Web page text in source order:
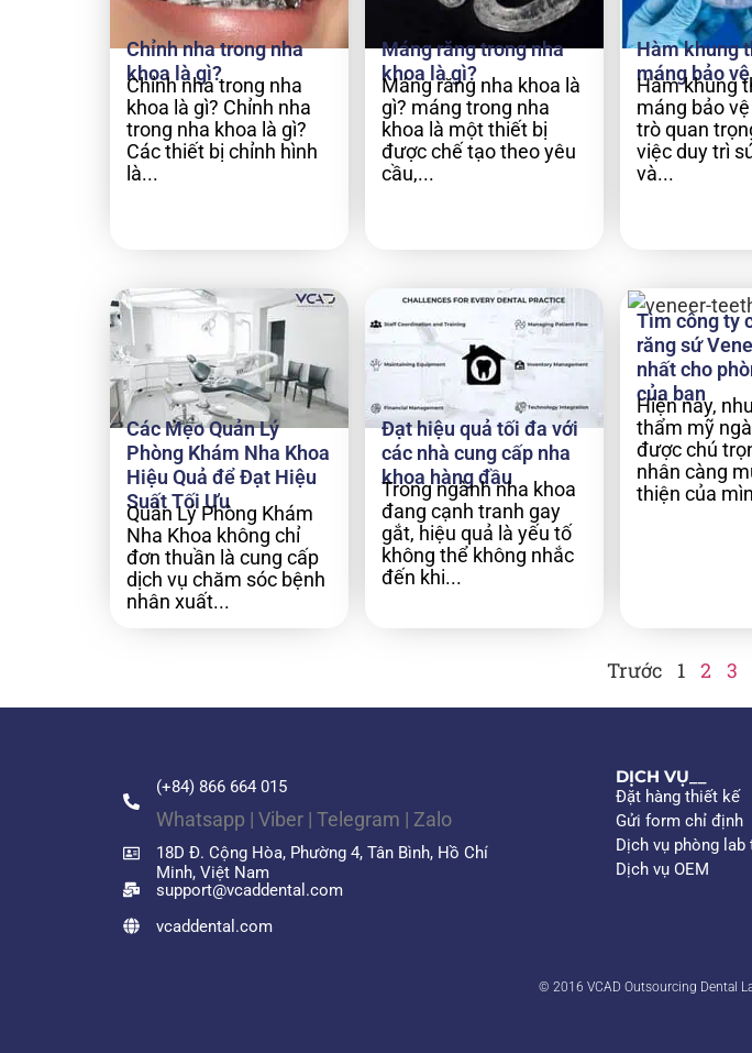
Chỉnh nha trong nha
khoa là gì?
Chỉnh nha trong nha
khoa là gì? Chỉnh nha
trong nha khoa là gì?
Các thiết bị chỉnh hình
là...
Máng răng trong nha
khoa là gì?
Máng răng nha khoa là
gì? máng trong nha
khoa là một thiết bị
được chế tạo theo yêu
cầu,...
Hàm khung
máng bảo
Hàm khung
máng bảo
trò quan
việc duy trì
và...
Các Mẹo Quản Lý
Phòng Khám Nha Khoa
Hiệu Quả để Đạt Hiệu
Suất Tối Ưu
Quản Lý Phòng Khám
Nha Khoa không chỉ
đơn thuần là cung cấp
dịch vụ chăm sóc bệnh
nhân xuất...
Đạt hiệu quả tối đa với
các nhà cung cấp nha
khoa hàng đầu
Trong ngành nha khoa
đang cạnh tranh gay
gắt, hiệu quả là yếu tố
không thể không nhắc
đến khi...
Tìm công ty
răng sứ
nhất cho
của bạn
Hiện nay,
thẩm mỹ
được chú
nhân càng
thiện của
Trước 1 2 3
(+84) 866 664 015
Whatsapp | Viber | Telegram | Zalo
18D Đ. Cộng Hòa, Phường 4, Tân Bình, Hồ Chí
Minh, Việt Nam
support@vcaddental.com
vcaddental.com
DỊCH VỤ__
Đặt hàng thiết kế
Gửi form chỉ định
Dịch vụ phòng lab
Dịch vụ OEM
© 2016 VCAD Outsourcing Dental